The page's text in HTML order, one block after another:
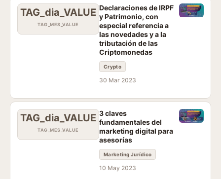
TAG_dia_VALUE
TAG_MES_VALUE
Declaraciones de IRPF
y Patrimonio, con
especial referencia a
las novedades y a la
tributación de las
Criptomonedas
Crypto
30 Mar 2023
TAG_dia_VALUE
TAG_MES_VALUE
3 claves
fundamentales del
marketing digital para
asesorías
Marketing Jurídico
10 May 2023